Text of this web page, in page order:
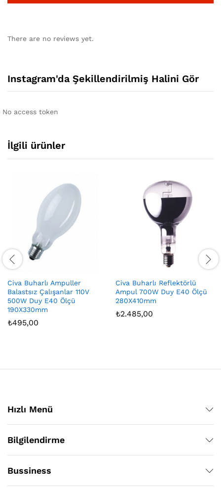
There are no reviews yet.
Instagram'da Şekillendirilmiş Halini Gör
No access token
İlgili ürünler
Civa Buharlı Ampuller
Balastsız Çalışanlar 110V
500W Duy E40 Ölçü
190X330mm
₺495,00
Civa Buharlı Reflektörlü
Ampul 700W Duy E40 Ölçü
280X410mm
₺2.485,00
Hızlı Menü
Bilgilendirme
Bussiness